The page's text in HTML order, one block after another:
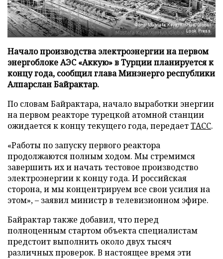
Фото: Mustafa Kaya/XinHua/Global
Look Press
Начало производства электроэнергии на первом
энергоблоке АЭС «Аккую» в Турции планируется к
концу года, сообщил глава Минэнерго республики
Алпарслан Байрактар.
По словам Байрактара, начало выработки энергии
на первом реакторе турецкой атомной станции
ожидается к концу текущего года, передаетТАСС.
«Работы по запуску первого реактора
продолжаются полным ходом. Мы стремимся
завершить их и начать тестовое производство
электроэнергии к концу года. И российская
сторона, и мы концентрируем все свои усилия на
этом», – заявил министр в телевизионном эфире.
Байрактар также добавил, что перед
полноценным стартом объекта специалистам
предстоит выполнить около двух тысяч
различных проверок. В настоящее время эти